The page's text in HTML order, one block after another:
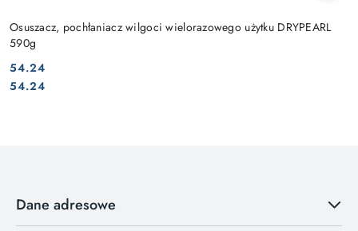
Osuszacz, pochłaniacz wilgoci wielorazowego użytku DRYPEARL
590g
Cena:
54.24
Cena:
54.24
Dane adresowe